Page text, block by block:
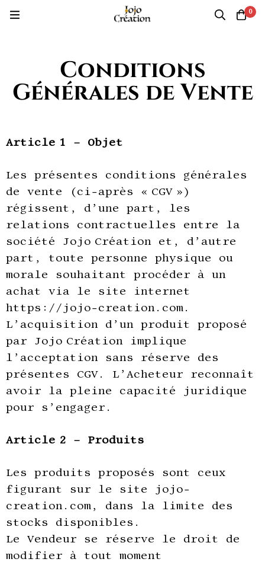
0
Conditions
Générales de Vente
Article 1 – Objet
Les présentes conditions générales
de vente (ci-après « CGV »)
régissent, d’une part, les
relations contractuelles entre la
société Jojo Création et, d’autre
part, toute personne physique ou
morale souhaitant procéder à un
achat via le site internet
https://jojo-creation.com.
L’acquisition d’un produit proposé
par Jojo Création implique
l’acceptation sans réserve des
présentes CGV. L’Acheteur reconnaît
avoir la pleine capacité juridique
pour s’engager.
Article 2 – Produits
Les produits proposés sont ceux
figurant sur le site jojo-
creation.com, dans la limite des
stocks disponibles.
Le Vendeur se réserve le droit de
modifier à tout moment